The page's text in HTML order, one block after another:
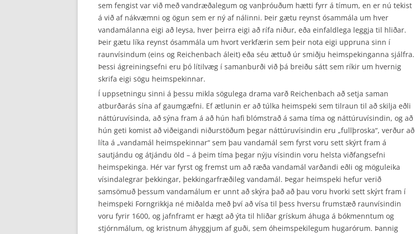
sem fengist var við með vandræðalegum og vanþróuðum hætti fyrr á tímum, en er nú tekist
á við af nákvæmni og ögun sem er ný af nálinni. Þeir gætu reynst ósammála um hver
vandamálanna eigi að leysa, hver þeirra eigi að rífa niður, eða einfaldlega leggja til hliðar.
Þeir gætu líka reynst ósammála um hvort verkfærin sem þeir nota eigi uppruna sinn í
raunvísindum (eins og Reichenbach áleit) eða séu ættuð úr smiðju heim­spekinganna sjálfra.
Þessi ágreiningsefni eru þó lítilvæg í samanburði við þá breiðu sátt sem ríkir um hvernig
skrifa eigi sögu heimspekinnar.
Í uppsetningu sinni á þessu mikla sögulega drama varð Reichenbach að setja saman
atburða­rás sína af gaumgæfni. Ef ætlunin er að túlka heimspeki sem tilraun til að skilja eðli
náttúru­vísinda, að sýna fram á að hún hafi blómstrað á sama tíma og náttúruvísindin, og að
hún geti komist að viðeigandi niðurstöðum þegar náttúruvísindin eru „fullþroska“, verður að
líta á „vanda­mál heimspekinnar“ sem þau vandamál sem fyrst voru sett skýrt fram á
sautjándu og átjándu öld – á þeim tíma þegar nýju vísindin voru helsta viðfangsefni
heimspekinga. Hér var fyrst og fremst um að ræða vandamál varðandi eðli og möguleika
vísindalegrar þekkingar, þekkingarfræðileg vandamál. Þegar heimspeki hefur verið
samsömuð þessum vandamálum er unnt að skýra það að þau voru hvorki sett skýrt fram í
heimspeki Forngrikkja né miðalda með því að vísa til þess hversu frumstæð raunvísindin
voru fyrir 1600, og jafnframt er hægt að ýta til hliðar grískum áhuga á bókmenntum og
stjórnmálum, og kristnum áhyggjum af guði, sem óheimspekilegum hugarórum. Þannig